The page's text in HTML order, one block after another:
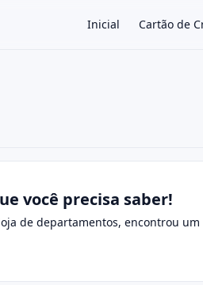
Inicial Cartão de
você precisa saber!
de departamentos, encontrou